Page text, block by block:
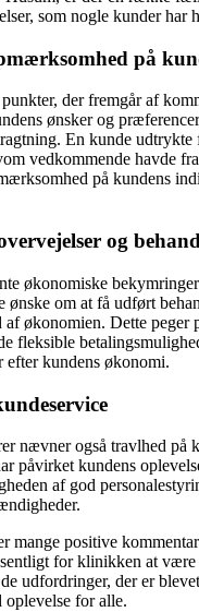
som nogle kunder har
på
der fremgår af
ønsker og
En kunde udtrykte
vedkommende havde
på kundens
og
økonomiske
ønske om at få udført
af økonomien. Dette peger
fleksible
efter kundens økonomi.
nævner også travlhed på
påvirket kundens
af god
mange positive
for klinikken at
udfordringer, der er
oplevelse for alle.